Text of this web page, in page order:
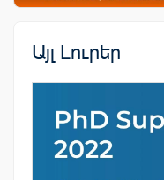
Այլ Լուրեր